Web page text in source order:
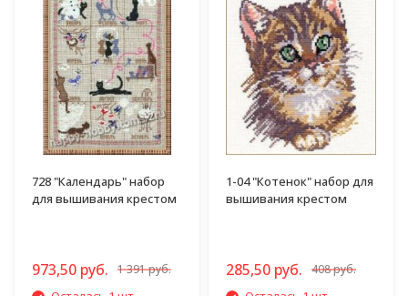
728 "Календарь" набор
для вышивания крестом
973,50 руб. 1 391 руб.
1-04 "Котенок" набор для
вышивания крестом
285,50 руб. 408 руб.